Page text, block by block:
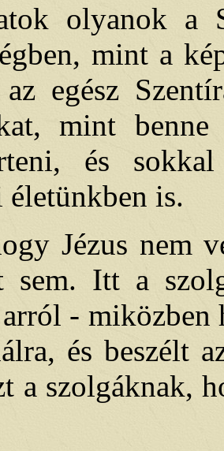
olyanok a
mint a
egész
mint
és
is.
Jézus nem
sem. Itt a
- miközben
és beszélt
a szolgáknak,